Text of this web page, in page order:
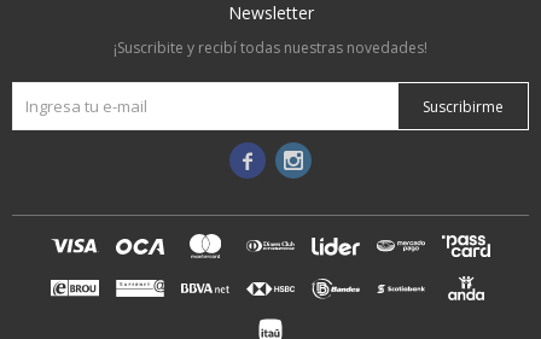
Newsletter
¡Suscribite y recibí todas nuestras novedades!
Suscribirme
 